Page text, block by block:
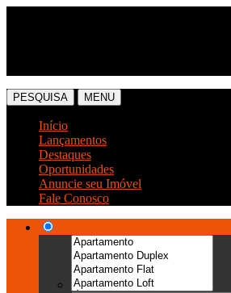
PESQUISA MENU
Início
Lançamentos
Destaques
Oportunidades
Anuncie seu Imóvel
Fale Conosco